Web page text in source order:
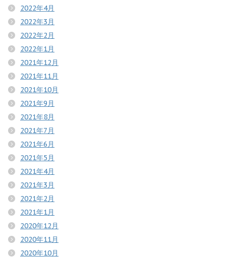
2022年4月
2022年3月
2022年2月
2022年1月
2021年12月
2021年11月
2021年10月
2021年9月
2021年8月
2021年7月
2021年6月
2021年5月
2021年4月
2021年3月
2021年2月
2021年1月
2020年12月
2020年11月
2020年10月